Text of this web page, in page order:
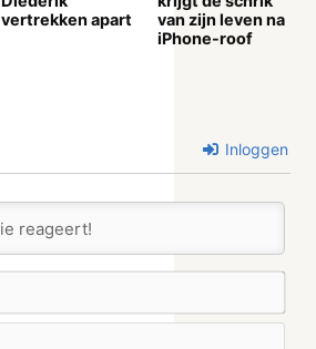
vertrekken apart
van zijn leven na
iPhone-roof
Inloggen